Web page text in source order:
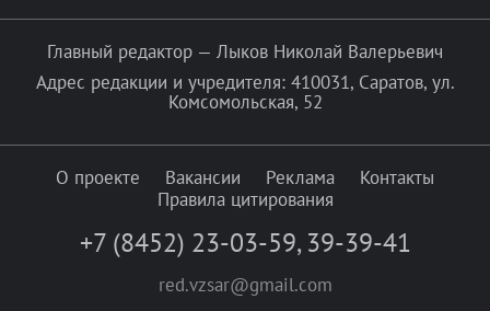
Главный редактор — Лыков Николай Валерьевич
Адрес редакции и учредителя: 410031, Саратов, ул.
Комсомольская, 52
О проекте Вакансии Реклама
Контакты
Правила цитирования
+7 (8452) 23-03-59, 39-39-41
red.vzsar@gmail.com